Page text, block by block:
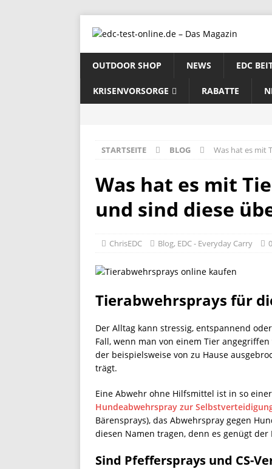
OUTDOOR SHOP NEWS EDC
KRISENVORSORGE RABATTE
STARTSEITE BLOG Was hat es mit
Was hat es mit
und sind diese
ChrisEDC Blog, EDC - Everyday Carry 0
Tierabwehrsprays für
Der Alltag kann stressig, entspannend
Fall, wenn man von einem Tier
der beispielsweise von zu Hause
trägt.
Eine Abwehr ohne Hilfsmittel ist in so
Hundeabwehrspray zur
Bärensprays), das Abwehrspray gegen
diesen Namen tragen, denn es genügt der
Sind Pfeffersprays und CS-